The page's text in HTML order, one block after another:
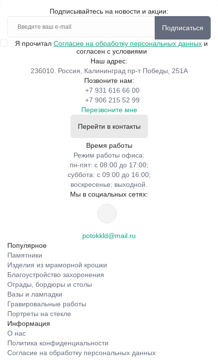
Подписывайтесь на новости и акции:
Подписаться
Я прочитал Согласие на обработку персональных данных и
согласен с условиями
Наш адрес:
236010. Россия, Калининград пр-т Победы, 251А
Позвоните нам:
+7 931 616 66 00
+7 906 215 52 99
Перезвоните мне
Перейти в контакты
Время работы
Режим работы офиса:
пн-пят: с 08:00 до 17:00;
суббота: с 09:00 до 16:00;
воскресенье: выходной.
Мы в социальных сетях:
potokkld@mail.ru
Популярное
Памятники
Изделия из мраморной крошки
Благоустройство захоронения
Ограды, бордюры и столы
Вазы и лампадки
Гравировальные работы
Портреты на стекле
Информация
О нас
Политика конфиденциальности
Согласие на обработку персональных данных